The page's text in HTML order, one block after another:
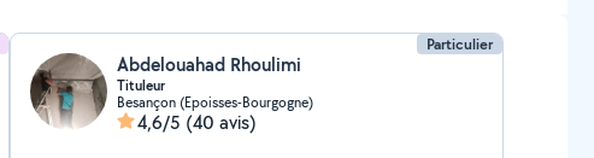
Particulier
Abdelouahad Rhoulimi
Tituleur
Besançon (Epoisses-Bourgogne)
4,6/5 (40 avis)